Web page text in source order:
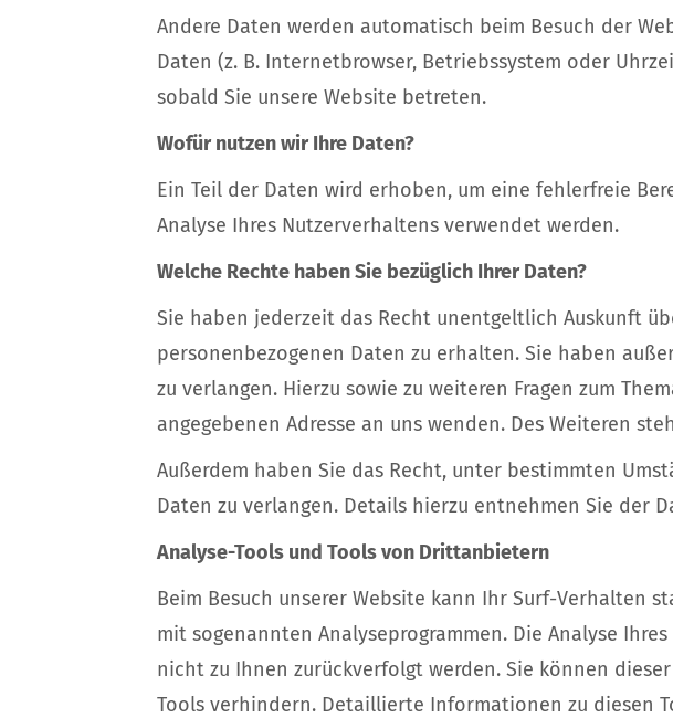
Andere Daten werden automatisch beim Besuch der
Daten (z. B. Internetbrowser, Betriebssystem oder
sobald Sie unsere Website betreten.
Wofür nutzen wir Ihre Daten?
Ein Teil der Daten wird erhoben, um eine fehlerfreie
Analyse Ihres Nutzerverhaltens verwendet werden.
Welche Rechte haben Sie bezüglich Ihrer Daten?
Sie haben jederzeit das Recht unentgeltlich Auskunft
personenbezogenen Daten zu erhalten. Sie haben
zu verlangen. Hierzu sowie zu weiteren Fragen zum
angegebenen Adresse an uns wenden. Des Weiteren
Außerdem haben Sie das Recht, unter bestimmten
Daten zu verlangen. Details hierzu entnehmen Sie der
Analyse-Tools und Tools von Drittanbietern
Beim Besuch unserer Website kann Ihr Surf-Verhalten
mit sogenannten Analyseprogrammen. Die Analyse
nicht zu Ihnen zurückverfolgt werden. Sie können
Tools verhindern. Detaillierte Informationen zu diesen